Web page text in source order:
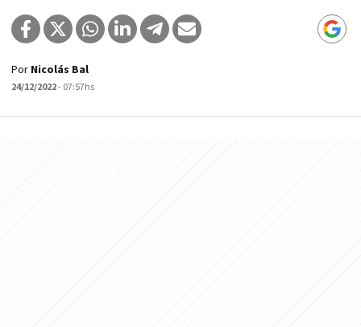
Por Nicolás Bal
24/12/2022- 07:57hs